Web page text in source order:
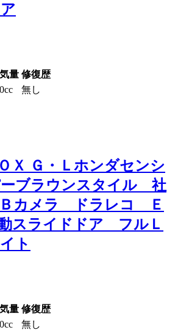
量 修復歴
無し
Ｘ Ｇ・Ｌホンダセンシ
ブラウンスタイル 社
カメラ ドラレコ Ｅ
スライドドア フルＬ
ト
量 修復歴
無し